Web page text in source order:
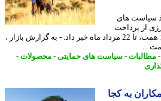
های
پرداخت
مطالبات گندمکاران تا سقف 100 همت، تا 22 مرداد ماه خبر داد. - به گزارش بازار ،
-سیاست های حمایتی-محصولات-
به کجا